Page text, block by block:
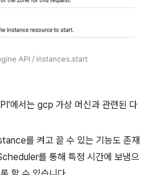
API / instances.start
에서는 gcp 가상 머신과 관련된 다
를 켜고 끌 수 있는 기능도 존재
를 통해 특정 시간에 보냄으